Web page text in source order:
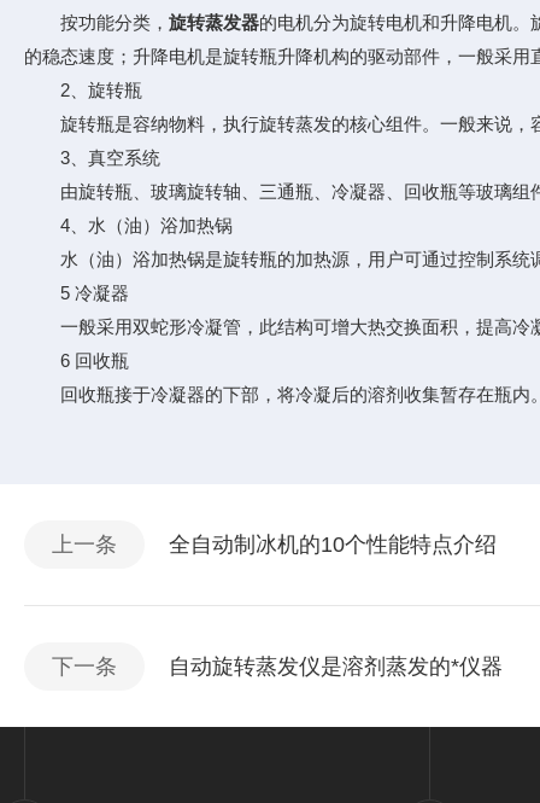
按功能分类，旋转蒸发器的电机分为旋转电机和升降电机。
的稳态速度；升降电机是旋转瓶升降机构的驱动部件，一般采
2、旋转瓶
旋转瓶是容纳物料，执行旋转蒸发的核心组件。一般来说，
3、真空系统
由旋转瓶、玻璃旋转轴、三通瓶、冷凝器、回收瓶等玻璃组
4、水（油）浴加热锅
水（油）浴加热锅是旋转瓶的加热源，用户可通过控制系统
5 冷凝器
一般采用双蛇形冷凝管，此结构可增大热交换面积，提高冷
6 回收瓶
回收瓶接于冷凝器的下部，将冷凝后的溶剂收集暂存在瓶内
上一条 全自动制冰机的10个性能特点介绍
下一条 自动旋转蒸发仪是溶剂蒸发的*仪器